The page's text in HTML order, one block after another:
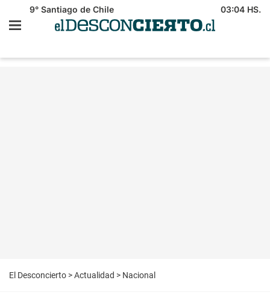
9° Santiago de Chile 03:04 HS.
El Desconcierto >Actualidad > Nacional